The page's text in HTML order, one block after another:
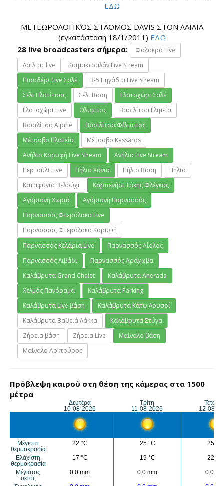
ΕΔΩ
ΜΕΤΕΩΡΟΛΟΓΙΚΌΣ ΣΤΑΘΜΟΣ DAVIS ΣΤΟΝ ΛΑΙΛΙΑ
(εγκατάσταση 18/1/2011) ΕΔΩ
28 live broadcasters σήμερα:
Φαλακρό Live
Λαιλιας live
Καιμακτσαλάν Live Stream
Πισοδέρι Live Σαλέ
3-5 Πηγάδια Live Stream
Σέλι Πλατίτσας
Σέλι Βάση
Ελατοχώρι Σαλέ
Ελατοχώρι Live
Ολυμπος
Βασιλίτσα Ελιμεία
Βασιλίτσα Alpine
Βασιλίτσα Φίλιππος
Μέτσοβο Πλατεία
Μέτσοβο Kassaros
Ανήλιο Κορυφή Live Stream
Ανήλιο Live Stream
Περτούλι Live
Πήλιο Χάνια Πήλιο Βάση
Πήλιο
Καταφύγιο Βελούχι
Καρπενήσι Τάκης Φλέγκας
Αγόριανη Χωριό
Αγόριανη Παρνασσός
Παρνασσός Φτερόλακα Live
Παρνασσός Φτερόλακα Κορυφή
Παρνασσός Κελάρια Live
Παρνασσός Αίολος
Παρνασσός Λιβάδι
Παρνασσός Αράχωβα
Καλάβρυτα Grand Chalet
Καλάβρυτα Anerada
Χελμός Πανόραμα
Καλάβρυτα Parking
Καλάβρυτα Live βάση
Καλάβρυτα Κάτω Λουσοί
Καλάβρυτα Βαθειά Λάκκα
Καλάβρυτα Στύγα
Ζήρεια βάση
Ζήρεια Live
Μαίναλο βάση
Μαίναλο Αρκτούρος
Πρόβλεψη καιρού στη θέση της κάμερας στα 1500
μέτρα